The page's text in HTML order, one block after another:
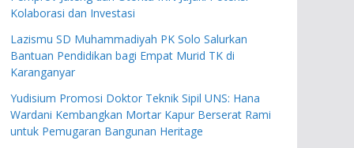
Kolaborasi dan Investasi
Lazismu SD Muhammadiyah PK Solo Salurkan
Bantuan Pendidikan bagi Empat Murid TK di
Karanganyar
Yudisium Promosi Doktor Teknik Sipil UNS: Hana
Wardani Kembangkan Mortar Kapur Berserat Rami
untuk Pemugaran Bangunan Heritage